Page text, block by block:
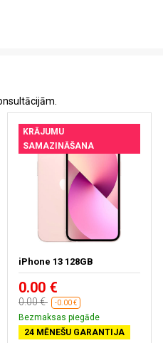
KRĀJUMU
SAMAZINĀŠANA
iPhone 13 128GB
0.00 €
0.00 € -0.00 €
Bezmaksas piegāde
24 MĒNEŠU GARANTIJA